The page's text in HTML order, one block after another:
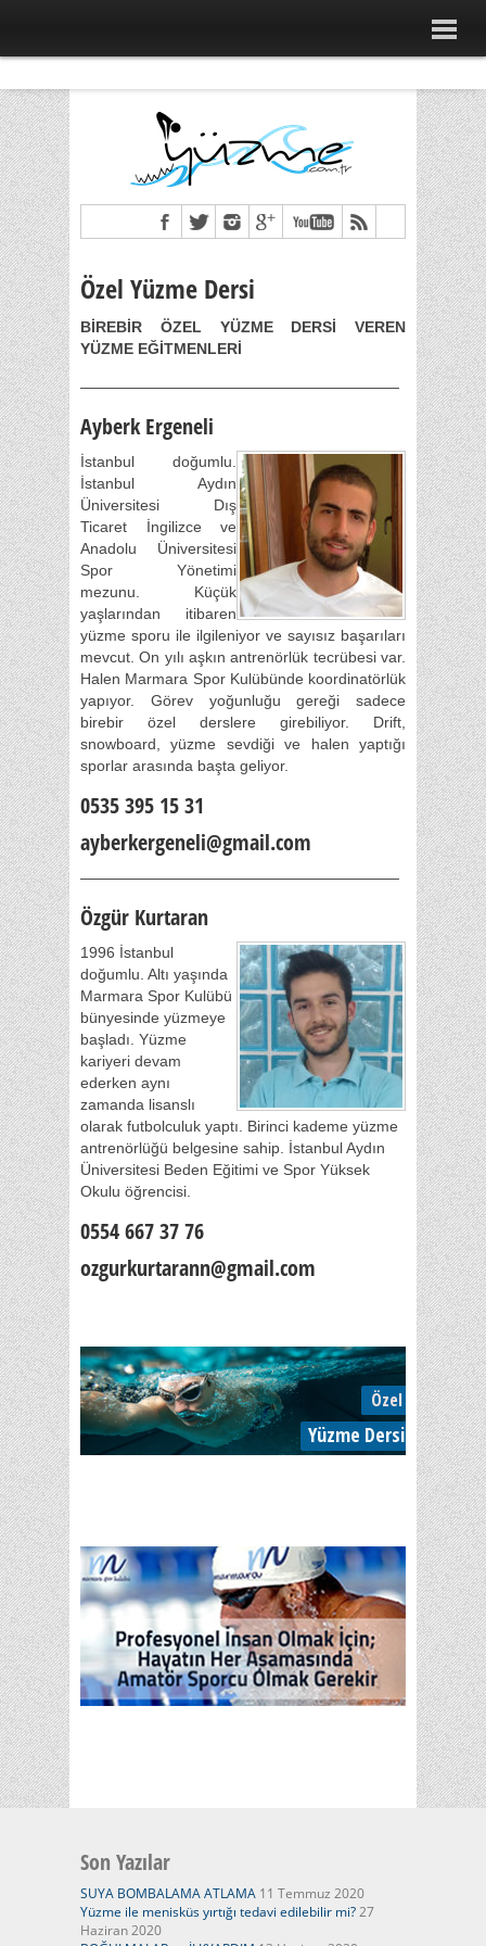
Özel Yüzme Dersi
BİREBİR ÖZEL YÜZME DERSİ VEREN
YÜZME EĞİTMENLERİ
—————————————————————
Ayberk Ergeneli
İstanbul doğumlu.
İstanbul Aydın
Üniversitesi Dış
Ticaret İngilizce ve
Anadolu Üniversitesi
Spor Yönetimi
mezunu. Küçük
yaşlarından itibaren
yüzme sporu ile ilgileniyor ve sayısız başarıları
mevcut. On yılı aşkın antrenörlük tecrübesi var.
Halen Marmara Spor Kulübünde koordinatörlük
yapıyor. Görev yoğunluğu gereği sadece
birebir özel derslere girebiliyor. Drift,
snowboard, yüzme sevdiği ve halen yaptığı
sporlar arasında başta geliyor.
0535 395 15 31
ayberkergeneli@gmail.com
—————————————————————
Özgür Kurtaran
1996 İstanbul
doğumlu. Altı yaşında
Marmara Spor Kulübü
bünyesinde yüzmeye
başladı. Yüzme
kariyeri devam
ederken aynı
zamanda lisanslı
olarak futbolculuk yaptı. Birinci kademe yüzme
antrenörlüğü belgesine sahip. İstanbul Aydın
Üniversitesi Beden Eğitimi ve Spor Yüksek
Okulu öğrencisi.
0554 667 37 76
ozgurkurtarann@gmail.com
Son Yazılar
SUYA BOMBALAMA ATLAMA 11 Temmuz 2020
Yüzme ile menisküs yırtığı tedavi edilebilir mi?27
Haziran 2020